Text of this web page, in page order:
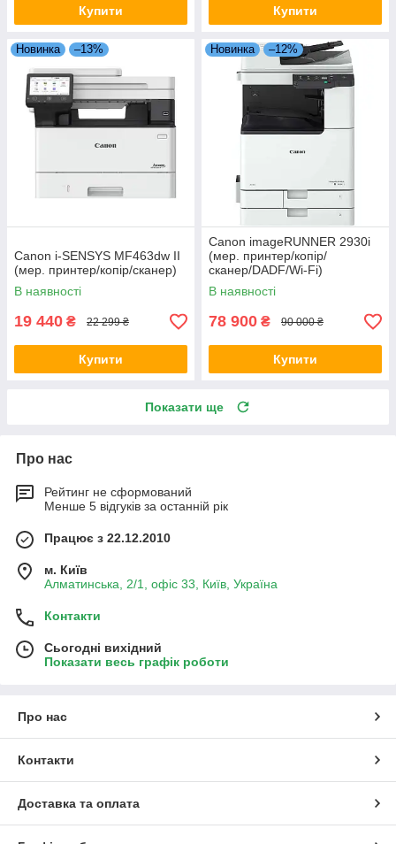
Купити Купити
Новинка –13%
Canon i-SENSYS MF463dw II
(мер. принтер/копір/сканер)
В наявності
19 440 ₴ 22 299 ₴
Купити
Новинка –12%
Canon imageRUNNER 2930i
(мер. принтер/копір/
сканер/DADF/Wi-Fi)
В наявності
78 900 ₴ 90 000 ₴
Купити
Показати ще
Про нас
Рейтинг не сформований
Менше 5 відгуків за останній рік
Працює з 22.12.2010
м. Київ
Алматинська, 2/1, офіс 33, Київ, Україна
Контакти
Сьогодні вихідний
Показати весь графік роботи
Про нас
Контакти
Доставка та оплата